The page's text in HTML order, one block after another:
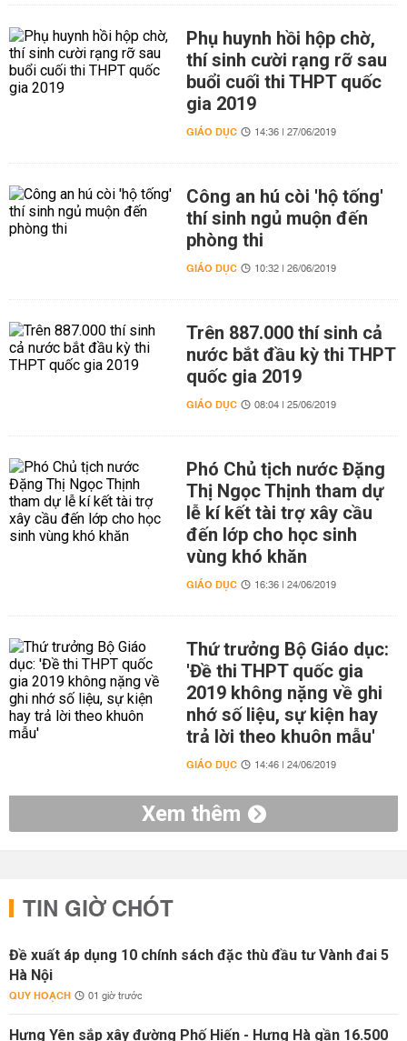
Phụ huynh hồi hộp chờ,
thí sinh cười rạng rỡ sau
buổi cuối thi THPT quốc
gia 2019
GIÁO DỤC 14:36 | 27/06/2019
Công an hú còi 'hộ tống'
thí sinh ngủ muộn đến
phòng thi
GIÁO DỤC 10:32 | 26/06/2019
Trên 887.000 thí sinh cả
nước bắt đầu kỳ thi THPT
quốc gia 2019
GIÁO DỤC 08:04 | 25/06/2019
Phó Chủ tịch nước Đặng
Thị Ngọc Thịnh tham dự
lễ kí kết tài trợ xây cầu
đến lớp cho học sinh
vùng khó khăn
GIÁO DỤC 16:36 | 24/06/2019
Thứ trưởng Bộ Giáo dục:
'Đề thi THPT quốc gia
2019 không nặng về ghi
nhớ số liệu, sự kiện hay
trả lời theo khuôn mẫu'
GIÁO DỤC 14:46 | 24/06/2019
Xem thêm
TIN GIỜ CHÓT
Đề xuất áp dụng 10 chính sách đặc thù đầu tư Vành đai 5
Hà Nội
QUY HOẠCH 01 giờ trước
Hưng Yên sắp xây đường Phố Hiến - Hưng Hà gần 16.500